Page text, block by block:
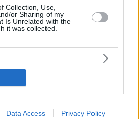
Collection, Use,
or Sharing of my
Is Unrelated with the
it was collected.
Data Access Privacy Policy
Η Αθηναϊκή Ριβιέρα ως το νέο